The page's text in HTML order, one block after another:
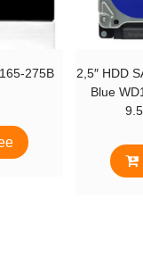
275B
2,5″ HDD
Blue